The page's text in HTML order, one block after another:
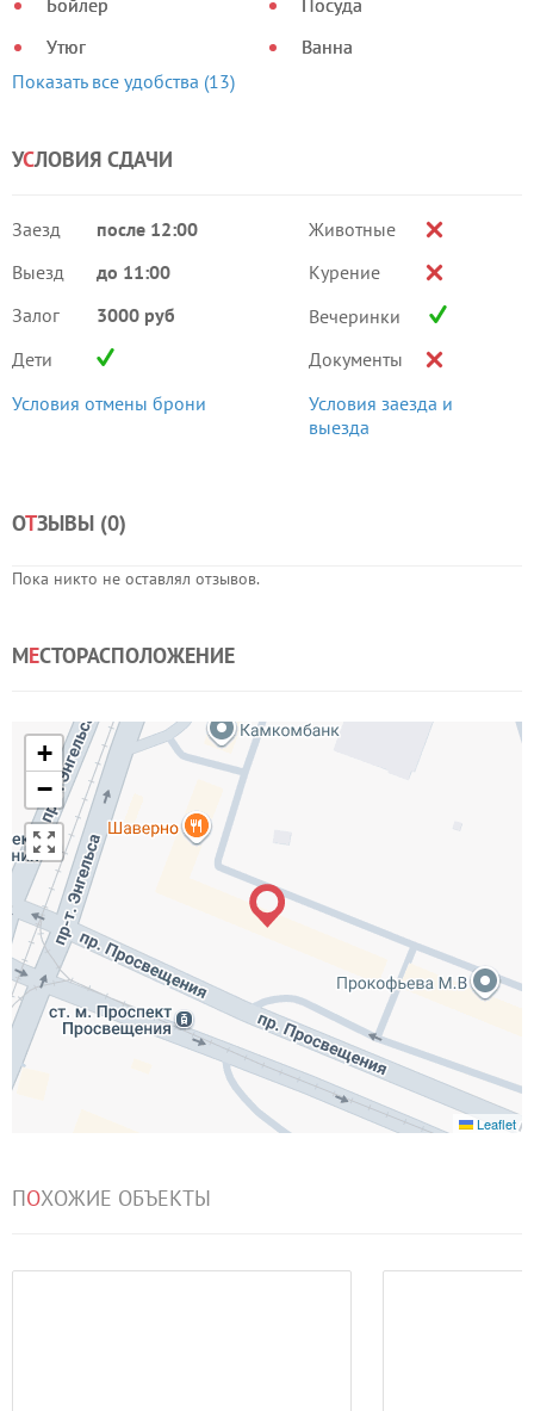
Бойлер
Утюг
Посуда
Ванна
Показать все удобства (13)
УСЛОВИЯ СДАЧИ
Заезд
после 12:00
Выезд
до 11:00
Залог
3000 руб
Дети
Условия отмены брони
Животные
Курение
Вечеринки
Документы
Условия заезда и
выезда
ОТЗЫВЫ (0)
Пока никто не оставлял отзывов.
МЕСТОРАСПОЛОЖЕНИЕ
+
−
Leaflet
ПОХОЖИЕ ОБЪЕКТЫ